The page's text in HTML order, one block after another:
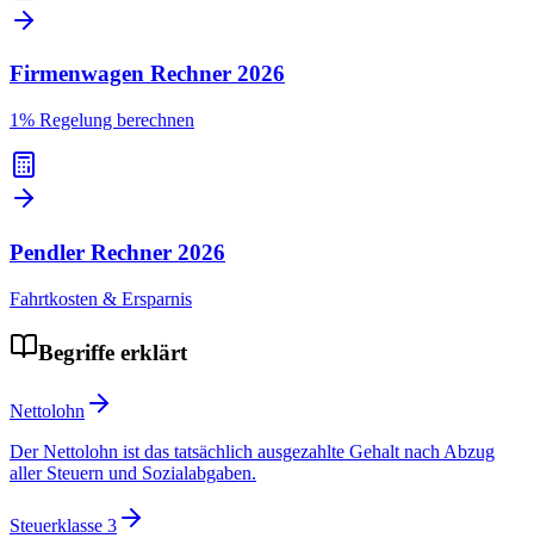
Firmenwagen Rechner 2026
1% Regelung berechnen
Pendler Rechner 2026
Fahrtkosten & Ersparnis
Begriffe erklärt
Nettolohn
Der Nettolohn ist das tatsächlich ausgezahlte Gehalt nach Abzug
aller Steuern und Sozialabgaben.
Steuerklasse 3